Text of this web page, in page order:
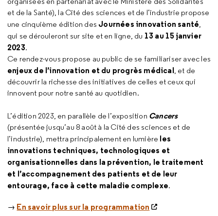
et de la Santé), la Cité des sciences et de l’industrie propose
une cinquième édition des Journées innovation santé,
qui se dérouleront sur site et en ligne, du 13 au 15 janvier
2023.
Ce rendez-vous propose au public de se familiariser avec les
enjeux de l’innovation et du progrès médical, et de
découvrir la richesse des initiatives de celles et ceux qui
innovent pour notre santé au quotidien.
L’édition 2023, en parallèle de l’exposition Cancers
(présentée jusqu’au 8 août à la Cité des sciences et de
l’industrie), mettra principalement en lumière les
innovations techniques, technologiques et
organisationnelles dans la prévention, le traitement
et l’accompagnement des patients et de leur
entourage, face à cette maladie complexe.
→ En savoir plus sur la programmation